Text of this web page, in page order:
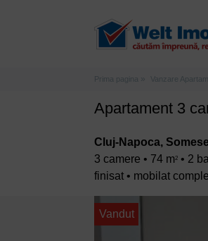
Prima pagina Vanzare
Apartament 3
Cluj-Napoca,
3 camere • 74 m2 • 2
finisat • mobilat
Vandut